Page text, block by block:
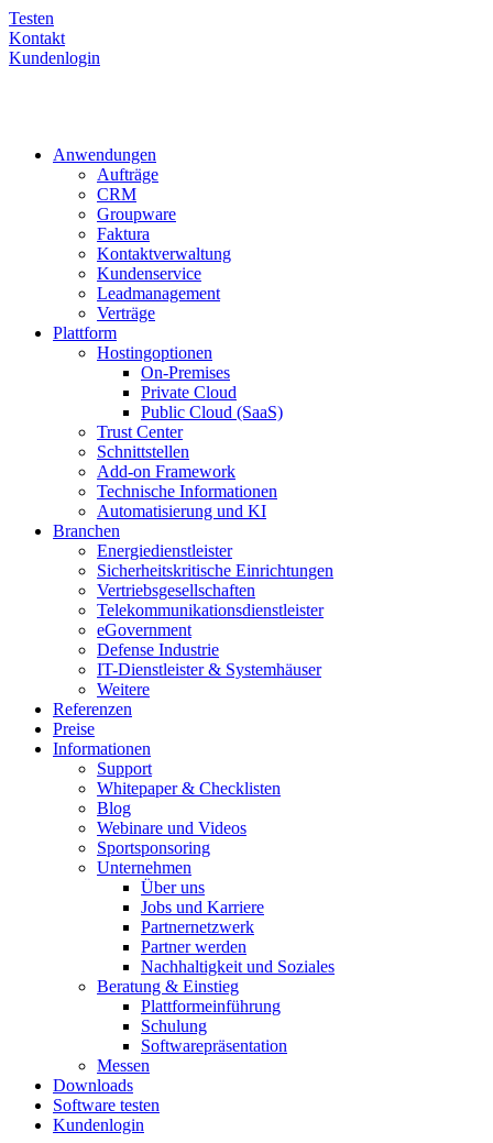
Testen
Kontakt
Kundenlogin
Anwendungen
Aufträge
CRM
Groupware
Faktura
Kontaktverwaltung
Kundenservice
Leadmanagement
Verträge
Plattform
Hostingoptionen
On-Premises
Private Cloud
Public Cloud (SaaS)
Trust Center
Schnittstellen
Add-on Framework
Technische Informationen
Automatisierung und KI
Branchen
Energiedienstleister
Sicherheitskritische Einrichtungen
Vertriebsgesellschaften
Telekommunikationsdienstleister
eGovernment
Defense Industrie
IT-Dienstleister & Systemhäuser
Weitere
Referenzen
Preise
Informationen
Support
Whitepaper & Checklisten
Blog
Webinare und Videos
Sportsponsoring
Unternehmen
Über uns
Jobs und Karriere
Partnernetzwerk
Partner werden
Nachhaltigkeit und Soziales
Beratung & Einstieg
Plattformeinführung
Schulung
Softwarepräsentation
Messen
Downloads
Software testen
Kundenlogin